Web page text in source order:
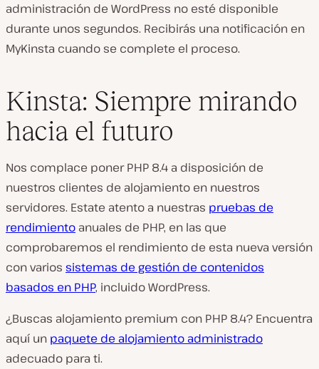
administración de WordPress no esté disponible
durante unos segundos. Recibirás una notificación en
MyKinsta cuando se complete el proceso.
Kinsta: Siempre mirando
hacia el futuro
Nos complace poner PHP 8.4 a disposición de
nuestros clientes de alojamiento en nuestros
servidores. Estate atento a nuestras pruebas de
rendimiento anuales de PHP, en las que
comprobaremos el rendimiento de esta nueva versión
con varios sistemas de gestión de contenidos
basados en PHP, incluido WordPress.
¿Buscas alojamiento premium con PHP 8.4? Encuentra
aquí un paquete de alojamiento administrado
adecuado para ti.